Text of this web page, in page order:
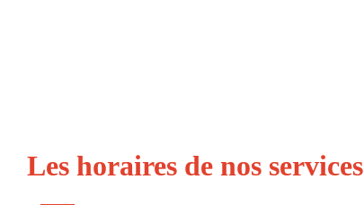
Les horaires de nos services